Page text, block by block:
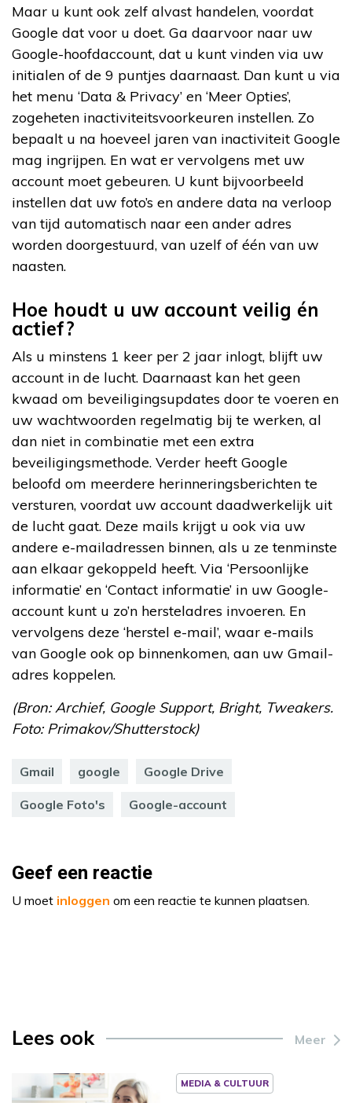
Maar u kunt ook zelf alvast handelen, voordat
Google dat voor u doet. Ga daarvoor naar uw
Google-hoofdaccount, dat u kunt vinden via uw
initialen of de 9 puntjes daarnaast. Dan kunt u via
het menu ‘Data & Privacy’ en ‘Meer Opties’,
zogeheten inactiviteitsvoorkeuren instellen. Zo
bepaalt u na hoeveel jaren van inactiviteit Google
mag ingrijpen. En wat er vervolgens met uw
account moet gebeuren. U kunt bijvoorbeeld
instellen dat uw foto’s en andere data na verloop
van tijd automatisch naar een ander adres
worden doorgestuurd, van uzelf of één van uw
naasten.
Hoe houdt u uw account veilig én
actief?
Als u minstens 1 keer per 2 jaar inlogt, blijft uw
account in de lucht. Daarnaast kan het geen
kwaad om beveiligingsupdates door te voeren en
uw wachtwoorden regelmatig bij te werken, al
dan niet in combinatie met een extra
beveiligingsmethode. Verder heeft Google
beloofd om meerdere herinneringsberichten te
versturen, voordat uw account daadwerkelijk uit
de lucht gaat. Deze mails krijgt u ook via uw
andere e-mailadressen binnen, als u ze tenminste
aan elkaar gekoppeld heeft. Via ‘Persoonlijke
informatie’ en ‘Contact informatie’ in uw Google-
account kunt u zo’n hersteladres invoeren. En
vervolgens deze ‘herstel e-mail’, waar e-mails
van Google ook op binnenkomen, aan uw Gmail-
adres koppelen.
(Bron: Archief, Google Support, Bright, Tweakers.
Foto: Primakov/Shutterstock)
Gmail google Google Drive
Google Foto's Google-account
Geef een reactie
U moet inloggen om een reactie te kunnen plaatsen.
Lees ook Meer
MEDIA & CULTUUR